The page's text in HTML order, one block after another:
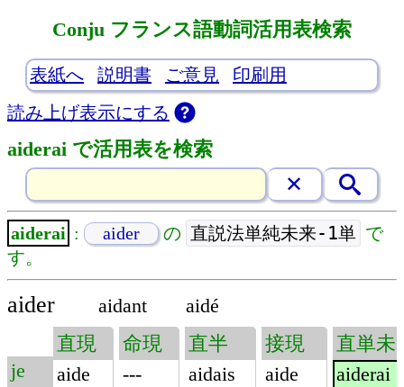
Conju フランス語動詞活用表検索
表紙へ 説明書 ご意見
印刷用
読み上げ表示にする
aiderai で活用表を検索
aiderai : aider の 直説法単純未来-1単 で
す。
aider aidant aidé
je
直現
aide
命現
---
直半
aidais
接現
aide
直単未
aiderai